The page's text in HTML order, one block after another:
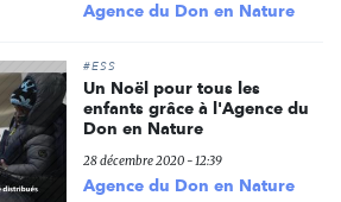
Agence du Don en Nature
#ESS
Un Noël pour tous les
enfants grâce à l'Agence du
Don en Nature
28 décembre 2020 - 12:39
Agence du Don en Nature